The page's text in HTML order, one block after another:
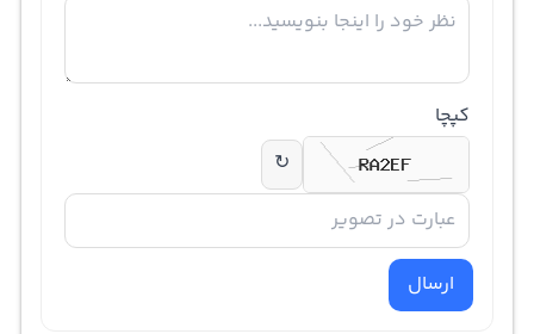
کپچا
↻
ارسال